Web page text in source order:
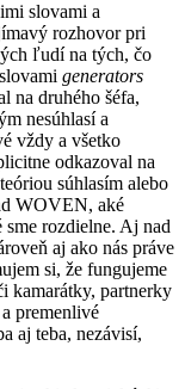
slovami a
rozhovor pri
ľudí na tých, čo
generators
na druhého šéfa,
nesúhlasí a
vždy a všetko
odkazoval na
súhlasím alebo
WOVEN, aké
sme rozdielne. Aj nad
aj ako nás práve
si, že fungujeme
kamarátky, partnerky
premenlivé
aj teba, nezávisí,